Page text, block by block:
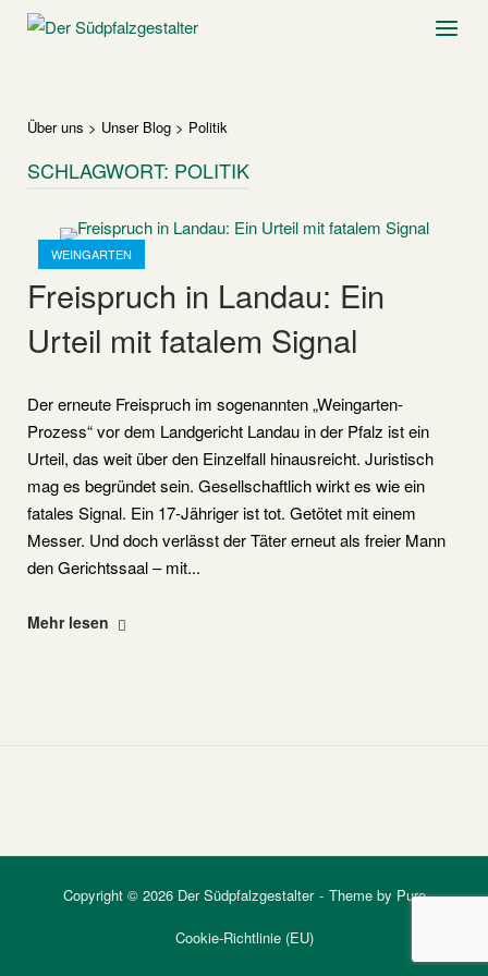
SkipHome Menu
Über uns > Unser Blog > Politik
SCHLAGWORT: POLITIK
WEINGARTEN
Open post
Freispruch in Landau: Ein
Urteil mit fatalem Signal
Der erneute Freispruch im sogenannten „Weingarten-
Prozess“ vor dem Landgericht Landau in der Pfalz ist ein
Urteil, das weit über den Einzelfall hinausreicht. Juristisch
mag es begründet sein. Gesellschaftlich wirkt es wie ein
fatales Signal. Ein 17-Jähriger ist tot. Getötet mit einem
Messer. Und doch verlässt der Täter erneut als freier Mann
den Gerichtssaal – mit...
"Freispruch
Mehr lesen
Copyright © 2026 Der Südpfalzgestalter Theme by Puro
Cookie-Richtlinie (EU)